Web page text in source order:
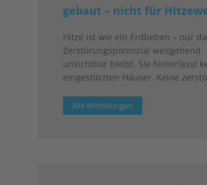
gebaut – nicht für
Hitze ist wie ein Erdbeben – nur
Zerstörungspotenzial weitgehend
unsichtbar bleibt. Sie hinterlässt
eingestürzten Häuser. Keine
Alle Mitteilungen